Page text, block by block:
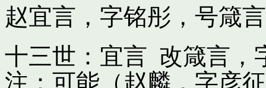
赵宜言，字铭彤，号箴言
十三世：宜言 改箴言，